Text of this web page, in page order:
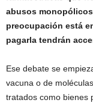
abusos
preocupación está
pagarla tendrán
Ese debate se
vacuna o de
tratados como bienes